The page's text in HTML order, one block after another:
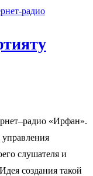
«Ирфан».
слушателя и
создания такой